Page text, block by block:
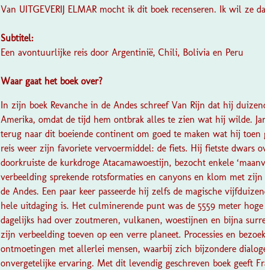
Van UITGEVERIJ ELMARmocht ik dit boek recenseren. Ik wil ze
Subtitel:
Een avontuurlijke reis door Argentinië, Chili, Bolivia en Peru
Waar gaat het boek over?
In zijn boek Revanche in de Andes schreef Van Rijn dat hij
Amerika, omdat de tijd hem ontbrak alles te zien wat hij wilde.
terug naar dit boeiende continent om goed te maken wat hij
reis weer zijn favoriete vervoermiddel: de fiets. Hij fietste dwars
doorkruiste de kurkdroge Atacamawoestijn, bezocht enkele
verbeelding sprekende rotsformaties en canyons en klom met
de Andes. Een paar keer passeerde hij zelfs de magische
hele uitdaging is. Het culminerende punt was de 5559 meter
dagelijks had over zoutmeren, vulkanen, woestijnen en bijna
zijn verbeelding toeven op een verre planeet. Processies en
ontmoetingen met allerlei mensen, waarbij zich bijzondere
onvergetelijke ervaring. Met dit levendig geschreven boek geeft